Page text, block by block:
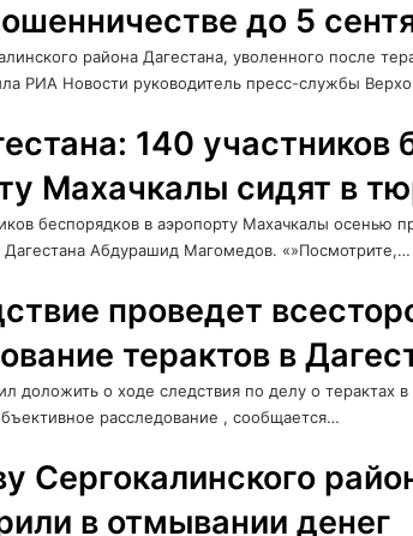
до 5
района Дагестана, уволенного после
РИА Новости руководитель пресс-службы
140 участников
Махачкалы сидят в
беспорядков в аэропорту Махачкалы осенью
Дагестана Абдурашид Магомедов. «»Посмотрите,…
проведет
терактов в
доложить о ходе следствия по делу о терактах
расследование , сообщается…
Сергокалинского
в отмывании денег